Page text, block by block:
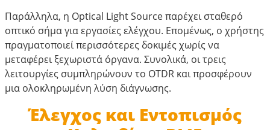
Παράλληλα, η Optical Light Source παρέχει σταθερό
οπτικό σήμα για εργασίες ελέγχου. Επομένως, ο χρήστης
πραγματοποιεί περισσότερες δοκιμές χωρίς να
μεταφέρει ξεχωριστά όργανα. Συνολικά, οι τρεις
λειτουργίες συμπληρώνουν το OTDR και προσφέρουν
μια ολοκληρωμένη λύση διάγνωσης.
Έλεγχος και Εντοπισμός